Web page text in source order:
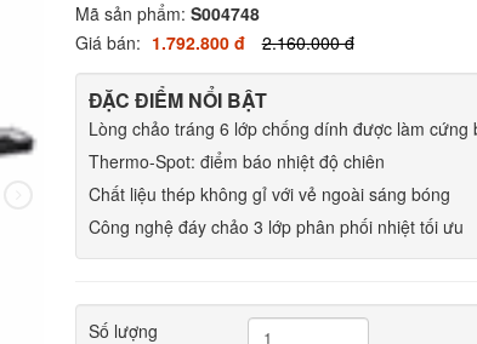
Mã sản phẩm: S004748
Giá bán: 1.792.800 đ 2.160.000 đ
ĐẶC ĐIỂM NỔI BẬT
Lòng chảo tráng 6 lớp chống dính được làm cứng
Thermo-Spot: điểm báo nhiệt độ chiên
Chất liệu thép không gỉ với vẻ ngoài sáng bóng
Công nghệ đáy chảo 3 lớp phân phối nhiệt tối ưu
Số lượng